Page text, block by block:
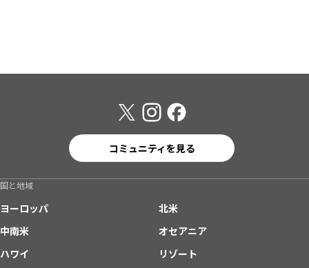
コミュニティを見る
国と地域
ヨーロッパ
北米
中南米
オセアニア
ハワイ
リゾート